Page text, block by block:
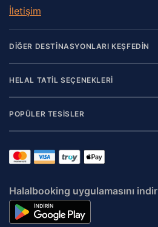
İletişim
DİĞER DESTİNASYONLARI KEŞFEDİN
HELAL TATİL SEÇENEKLERİ
POPÜLER TESİSLER
Halalbooking uygulamasını indir